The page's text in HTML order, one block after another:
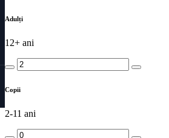
Adulți
12+ ani
Copii
2-11 ani